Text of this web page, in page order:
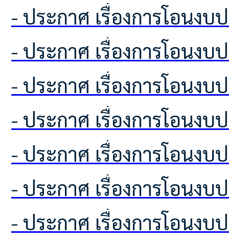
- ประกาศ เรื่องการโอน
- ประกาศ เรื่องการโอน
- ประกาศ เรื่องการโอน
- ประกาศ เรื่องการโอน
- ประกาศ เรื่องการโอน
- ประกาศ เรื่องการโอน
- ประกาศ เรื่องการโอน